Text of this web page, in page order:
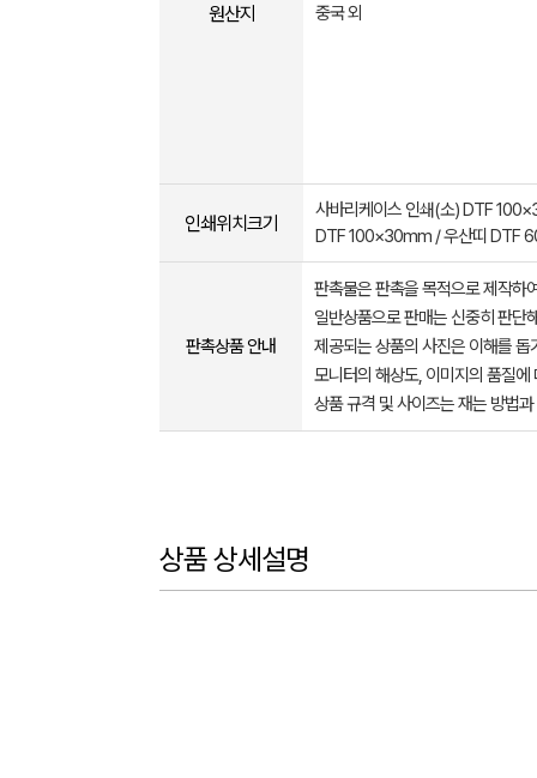
원산지 중국 외
인쇄위치크기
사바리케이스 인쇄(소) DTF
DTF 100×30mm / 우산띠 DTF
판촉상품 안내
판촉물은 판촉을 목적으로 제작하
일반상품으로 판매는 신중히 판단
제공되는 상품의 사진은 이해를
모니터의 해상도, 이미지의 품질
상품 규격 및 사이즈는 재는 방법
상품 상세설명